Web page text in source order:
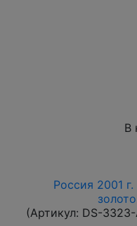
В
Россия 2001
(Артикул: DS-